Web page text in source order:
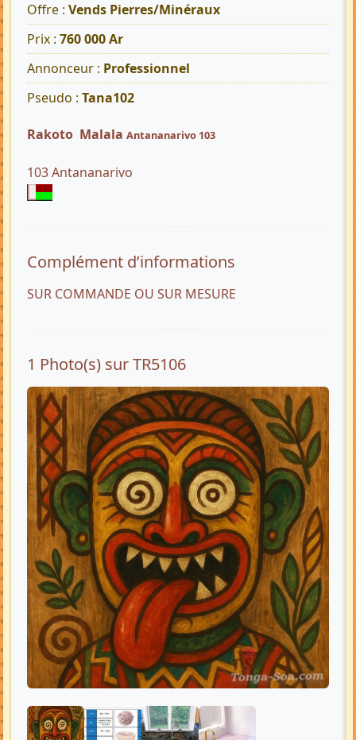
Offre : Vends Pierres/Minéraux
Prix : 760 000 Ar
Annonceur : Professionnel
Pseudo : Tana102
Rakoto Malala Antananarivo 103
103 Antananarivo
Complément d’informations
SUR COMMANDE OU SUR MESURE
1 Photo(s) sur TR5106